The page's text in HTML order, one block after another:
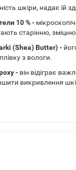
шкіри, надає їй
10 % -
старінню,
(Shea) Butter) -
з вологи.
- він відіграє
викривлення